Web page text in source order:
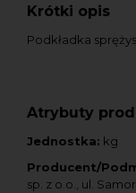
Krótki opis
Podkładka
Atrybuty
Jednostka: kg
Producent/
sp. z o.o., ul.